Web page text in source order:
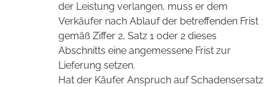
der Leistung verlangen, muss er dem
Verkäufer nach Ablauf der betreffenden Frist
gemäß Ziffer 2, Satz 1 oder 2 dieses
Abschnitts eine angemessene Frist zur
Lieferung setzen.
Hat der Käufer Anspruch auf Schadensersatz